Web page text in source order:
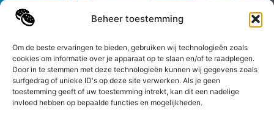
Beheer toestemming
Om de beste ervaringen te bieden, gebruiken wij technologieën zoals
cookies om informatie over je apparaat op te slaan en/of te raadplegen.
Door in te stemmen met deze technologieën kunnen wij gegevens zoals
surfgedrag of unieke ID's op deze site verwerken. Als je geen
toestemming geeft of uw toestemming intrekt, kan dit een nadelige
invloed hebben op bepaalde functies en mogelijkheden.
De best gelezen stukken op een rij
Vijf hardnekkige misverstanden over het digitaliseren
van een archief
Vier herfstlaarzen die je nu moet gaan dragen
Originele housewarming cadeautjes: maak hun
Bericht categorie